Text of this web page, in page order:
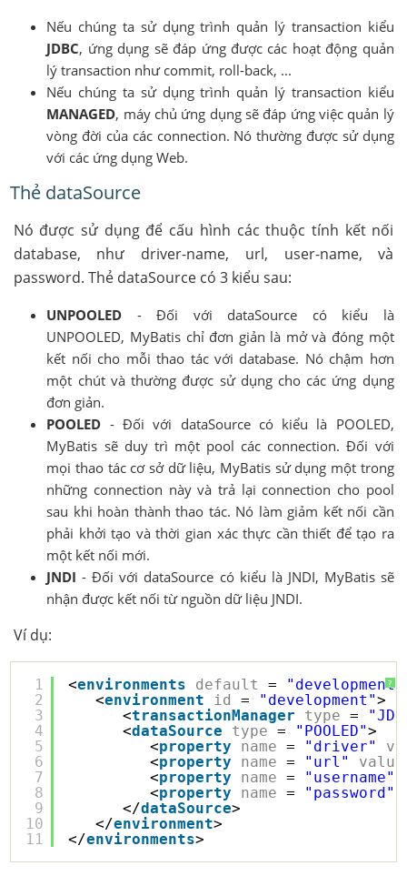
Nếu chúng ta sử dụng trình quản lý transaction kiểu
JDBC, ứng dụng sẽ đáp ứng được các hoạt động quản
lý transaction như commit, roll-back, ...
Nếu chúng ta sử dụng trình quản lý transaction kiểu
MANAGED, máy chủ ứng dụng sẽ đáp ứng việc quản lý
vòng đời của các connection. Nó thường được sử dụng
với các ứng dụng Web.
Thẻ dataSource
Nó được sử dụng để cấu hình các thuộc tính kết nối
database, như driver-name, url, user-name, và
password. Thẻ dataSource có 3 kiểu sau:
UNPOOLED - Đối với dataSource có kiểu là
UNPOOLED, MyBatis chỉ đơn giản là mở và đóng một
kết nối cho mỗi thao tác với database. Nó chậm hơn
một chút và thường được sử dụng cho các ứng dụng
đơn giản.
POOLED - Đối với dataSource có kiểu là POOLED,
MyBatis sẽ duy trì một pool các connection. Đối với
mọi thao tác cơ sở dữ liệu, MyBatis sử dụng một trong
những connection này và trả lại connection cho pool
sau khi hoàn thành thao tác. Nó làm giảm kết nối cần
phải khởi tạo và thời gian xác thực cần thiết để tạo ra
một kết nối mới.
JNDI - Đối với dataSource có kiểu là JNDI, MyBatis sẽ
nhận được kết nối từ nguồn dữ liệu JNDI.
Ví dụ:
?
1
2
3
4
5
6
7
8
9
10
11
<environments default = "development"
<environment id = "development">
<transactionManager type =
<dataSource type = "POOLED">
<property name = "driver"
<property name = "url"
value
<property name = "username"
<property name = "password"
</dataSource>
</environment>
</environments>